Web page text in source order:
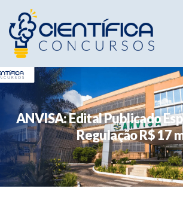
ANVISA: Edital Publicado
Regulação R$ 17